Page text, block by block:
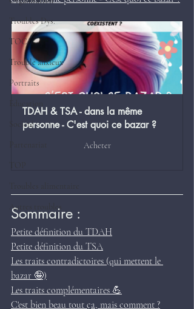
Troubles Dys.
TOC
Trouble anxieux
Portraits
Société
TOP
Troubles alimentaire
Autres troubles
TDAH & TSA - dans la même
personne - C'est quoi ce bazar ?
Acheter
Sommaire :
Petite définition du TDAH
Petite définition du TSA
Les traits contradictoires (qui mettent le
bazar 🤪)
Les traits complémentaires 💪
C'est bien beau tout ça, mais comment ?